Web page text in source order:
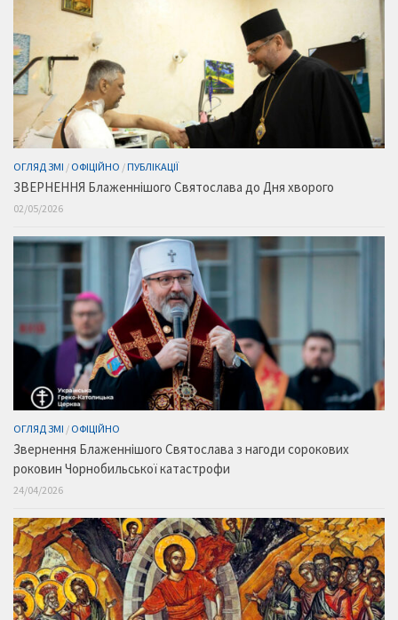
ОГЛЯД ЗМІ / ОФІЦІЙНО /ПУБЛІКАЦІЇ
ЗВЕРНЕННЯ Блаженнішого Святослава до Дня хворого
02/05/2026
ОГЛЯД ЗМІ / ОФІЦІЙНО
Звернення Блаженнішого Святослава з нагоди сорокових
роковин Чорнобильської катастрофи
24/04/2026